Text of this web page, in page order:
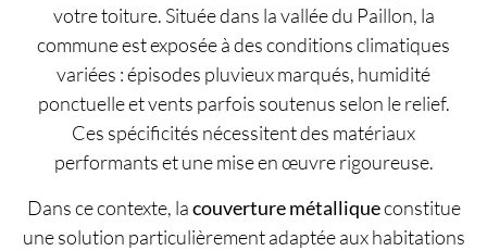
votre toiture. Située dans la vallée du Paillon, la
commune est exposée à des conditions climatiques
variées : épisodes pluvieux marqués, humidité
ponctuelle et vents parfois soutenus selon le relief.
Ces spécificités nécessitent des matériaux
performants et une mise en œuvre rigoureuse.
Dans ce contexte, lacouverture métalliqueconstitue
une solution particulièrement adaptée aux habitations